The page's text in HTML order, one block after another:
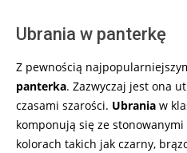
Ubrania w panterkę
Z pewnością
panterka. Zazwyczaj jest ona
czasami szarości. Ubrania w
komponują się ze
kolorach takich jak czarny,